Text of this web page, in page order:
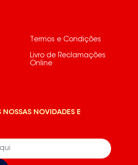
Termos e Condições
Livro de Reclamações
Online
NOSSAS NOVIDADES E